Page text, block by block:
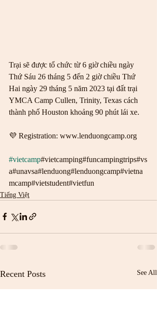
Trại sẽ được tổ chức từ 6 giờ chiều ngày
Thứ Sáu 26 tháng 5 đến 2 giờ chiều Thứ
Hai ngày 29 tháng 5 năm 2023 tại đất trại
YMCA Camp Cullen, Trinity, Texas cách
thành phố Houston khoảng 90 phút lái xe.
💜 Registration: www.lenduongcamp.org
#vietcamp#vietcamping#funcampingtrips#vs
a#unavsa#lenduong#lenduongcamp#vietna
mcamp#vietstudent#vietfun
Tiếng Việt
Recent Posts See All